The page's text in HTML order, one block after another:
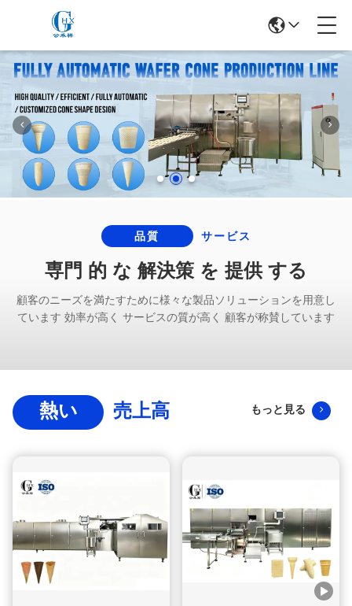
品質 サービス
専門 的 な 解決策 を 提供 する
顧客のニーズを満たすために様々な製品ソリューションを用意し
ています 効率が高く サービスの質が高く 顧客が称賛しています
熱い 売上高 もっと見る